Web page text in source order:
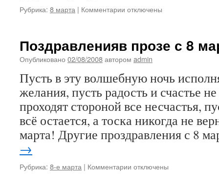
Рубрика: 8 марта | Комментарии к
23
февраля
то
что
блин
8
отключены
Поздравленияв прозе с 8
Опубликовано 02/08/2008автором admin
Пусть в эту волшебную ночь
желания, пусть радость и счастье
проходят стороной все несчастья,
всё остается, а тоска никогда не
марта! Другие проздравления с 8
→
Рубрика: 8-е марта | Комментарии котключены